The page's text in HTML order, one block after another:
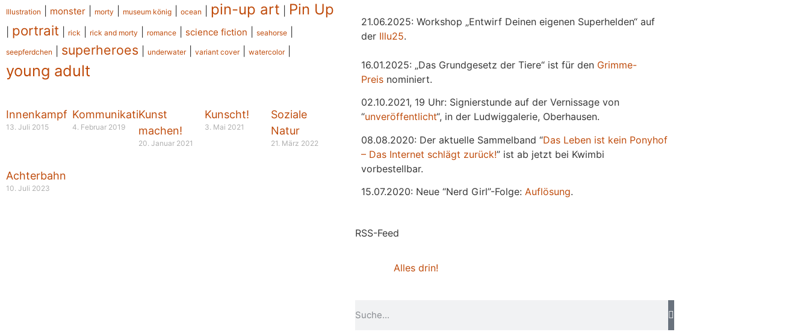
Illustration monster morty museum könig ocean pin-up art Pin Up
portrait rick rick and morty romance science fiction seahorse
seepferdchen superheroes underwater| variant cover| watercolor|
young adult
Innenkampf
13. Juli 2015
Kommunikationsprobleme
4. Februar 2019
Kunst
machen!
20. Januar 2021
Kunscht!
3. Mai 2021
Soziale
Natur
21. März 2022
Achterbahn
10. Juli 2023
21.06.2025: Workshop „Entwirf Deinen eigenen Superhelden“ auf
der Illu25.
16.01.2025: „Das Grundgesetz der Tiere“ ist für den Grimme-
Preis nominiert.
02.10.2021, 19 Uhr: Signierstunde auf der Vernissage von
“unveröffentlicht“, in der Ludwiggalerie, Oberhausen.
08.08.2020: Der aktuelle Sammelband “Das Leben ist kein Ponyhof
– Das Internet schlägt zurück!” ist ab jetzt bei Kwimbi
vorbestellbar.
15.07.2020: Neue “Nerd Girl”-Folge: Auflösung.
RSS-Feed
Alles drin!